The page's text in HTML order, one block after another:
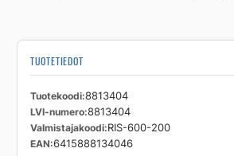
TUOTETIEDOT
Tuotekoodi 8813404
LVI-numero 8813404
Valmistajakoodi RIS-600-200
EAN 6415888134046